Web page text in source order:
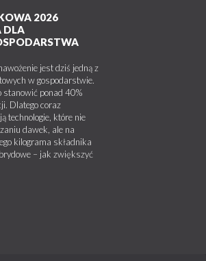
2026
DLA
jest dziś jedną z
w gospodarstwie.
stanowić ponad 40%
Dlatego coraz
technologie, które nie
dawek, ale na
kilograma składnika
– jak zwiększyć